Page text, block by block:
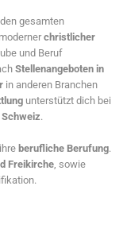
gesamten
christlicher
und Beruf
Stellenangeboten in
in anderen Branchen
unterstützt dich bei
.
berufliche Berufung.
Freikirche, sowie